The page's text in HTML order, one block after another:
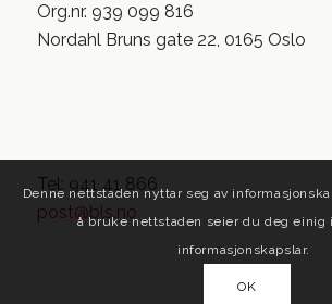
Org.nr. 939 099 816
Nordahl Bruns gate 22, 0165 Oslo
Tel: 941 41 866
post@bls.no
Denne nettstaden nyttar seg av
å bruke nettstaden seier du deg einig
informasjonskapslar.
OK